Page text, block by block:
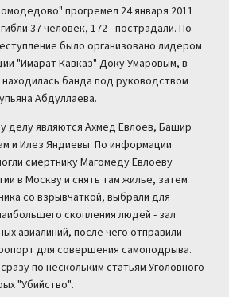
прогремел 24 января 2011
37 человек, 172 - пострадали. По
было организовано лидером
"Имарат Кавказ" Доку Умаровым, в
банда под руководством
Абдуллаева.
делу являются Ахмед Евлоев, Башир
и Илез Яндиевы. По информации
смертнику Магомеду Евлоеву
в Москву и снять там жилье, затем
со взрывчаткой, выбрали для
скопления людей - зал
авиалиний, после чего отправили
для совершения самоподрыва.
по нескольким статьям Уголовного
"Убийство".